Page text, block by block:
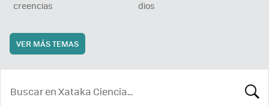
creencias
dios
VER MÁS TEMAS